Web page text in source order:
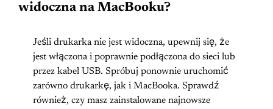
widoczna na MacBooku?
Jeśli drukarka nie jest widoczna, upewnij się, że
jest włączona i poprawnie podłączona do sieci lub
przez kabel USB. Spróbuj ponownie uruchomić
zarówno drukarkę, jak i MacBooka. Sprawdź
również, czy masz zainstalowane najnowsze